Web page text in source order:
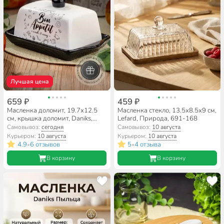
Лучшая цена
659 ₽
Масленка доломит, 19.7х12.5
см, крышка доломит, Daniks,
Приятного аппетита
Самовывоз:сегодня
Курьером: 10 августа
4.9•6 отзывов
В корзину
459 ₽
Масленка стекло, 13.5х8.5х9 см,
Lefard, Природа, 691-168
Самовывоз: 10 августа
Курьером: 10 августа
5•4 отзыва
В корзину